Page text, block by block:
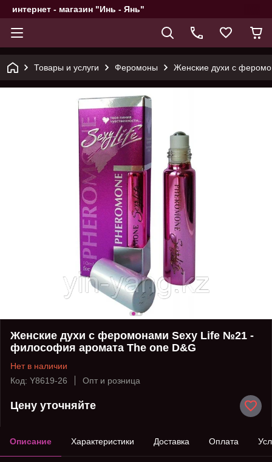
интернет - магазин "Инь - Янь"
Товары и услуги Феромоны Женские духи с
Женские духи с феромонами Sexy Life №21 -
философия аромата The one D&G
Нет в наличии
Код: Y8619-26
Опт и розница
Цену уточняйте
Описание Характеристики Доставка Оплата